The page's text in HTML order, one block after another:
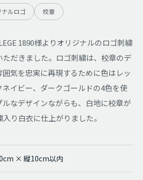
ナルロゴ 校章
1890様よりオリジナルのロゴ刺繍
ただきました。ロゴ刺繍は、校章のデ
気を忠実に再現するために色はレッ
ネイビー、ダークゴールドの4色を使
なデザインながらも、白地に校章が
り白衣に仕上がりました。
× 縦10cm以内